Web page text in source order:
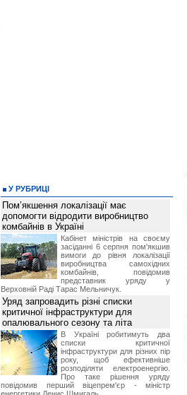
У РУБРИЦІ
Пом’якшення локалізації має
допомогти відродити виробництво
комбайнів в Україні
Кабінет міністрів на своєму
засіданні 6 серпня пом'якшив
вимоги до рівня локалізації
виробництва самохідних
комбайнів, повідомив
представник уряду у
Верховній Раді Тарас Мельничук.
Уряд запровадить різні списки
критичної інфраструктури для
опалювального сезону та літа
В Україні робитимуть два
списки критичної
інфраструктури для різних пір
року, щоб ефективніше
розподіляти електроенергію.
Про таке рішення уряду
повідомив перший віцепрем'єр - міністр